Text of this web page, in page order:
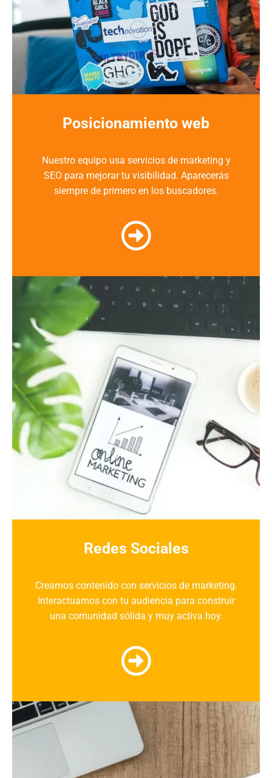
Posicionamiento web
Nuestro equipousa servicios de marketing y
SEO para mejorar tu visibilidad. Aparecerás
siempre de primero en los buscadores.
Redes Sociales
Creamos contenidocon servicios de marketing.
Interactuamos con tu audiencia para construir
una comunidad sólida y muy activa hoy.